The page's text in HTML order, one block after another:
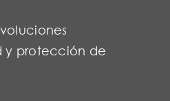
y protección de